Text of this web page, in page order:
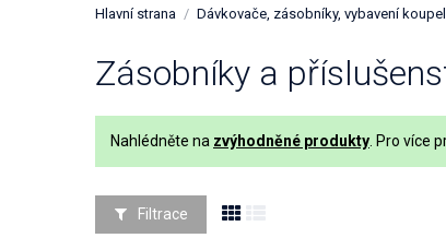
Hlavní strana Dávkovače, zásobníky, vybavení
Zásobníky a
Nahlédněte na zvýhodněné produkty. Pro více
Filtrace